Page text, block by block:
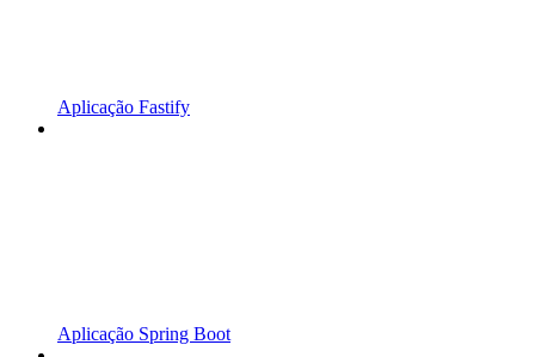
Aplicação Fastify
Aplicação Spring Boot